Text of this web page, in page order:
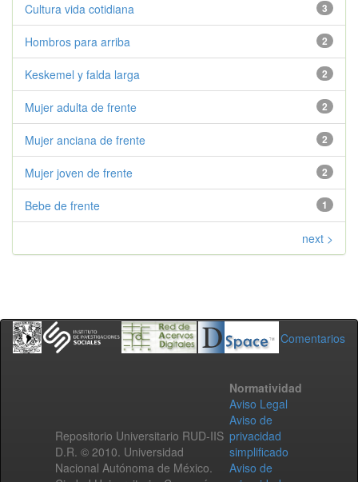
3
Cultura vida cotidiana
2
Hombros para arriba
2
Keskemel y falda larga
2
Mujer adulta de frente
2
Mujer anciana de frente
2
Mujer joven de frente
1
Bebe de frente
next >
Comentarios
Repositorio Universitario RUD-IIS
D.R. © 2010. Universidad
Nacional Autónoma de México.
Normatividad
Aviso Legal
Aviso de
privacidad
simplificado
Aviso de